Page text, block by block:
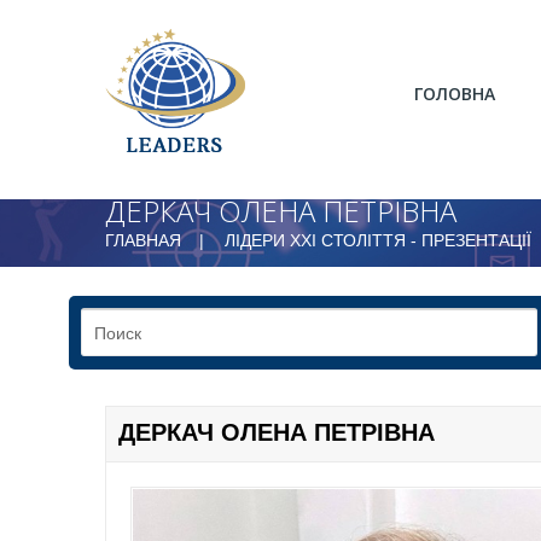
ГОЛОВНА
ДЕРКАЧ ОЛЕНА ПЕТРІВНА
ГЛАВНАЯ ЛІДЕРИ ХХІ СТОЛІТТЯ - ПРЕЗЕНТАЦІЇ
ДЕРКАЧ ОЛЕНА ПЕТРІВНА